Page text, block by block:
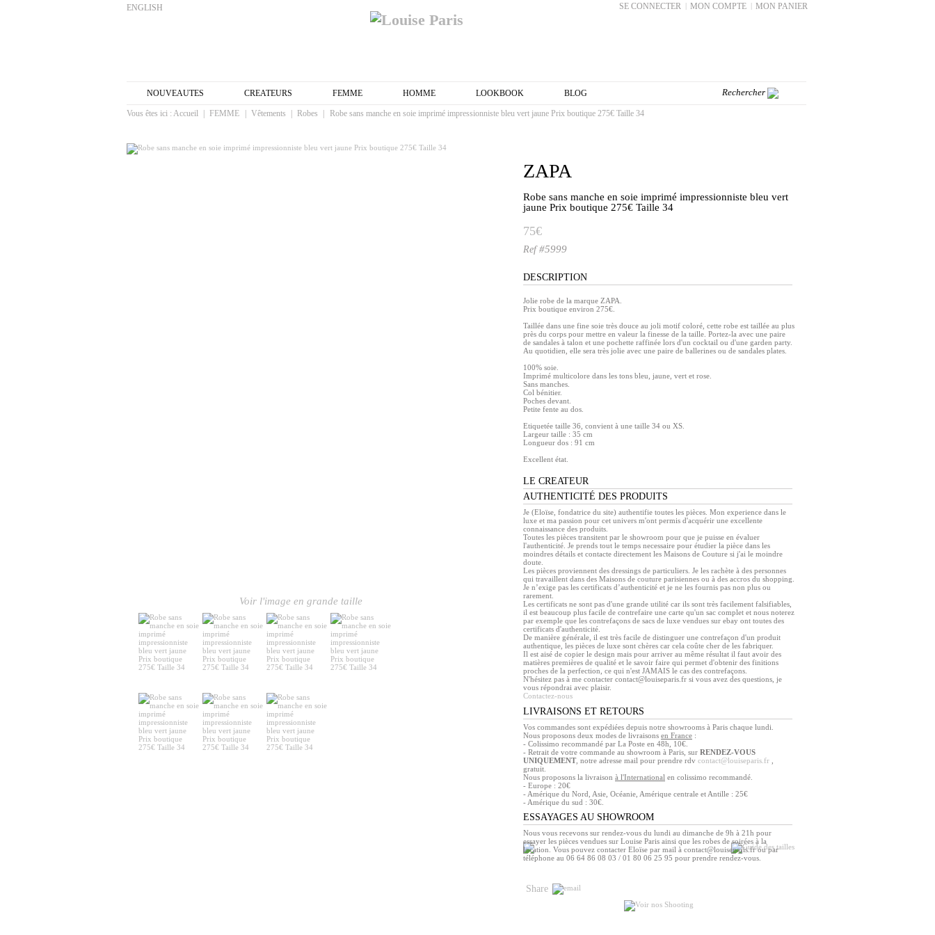
ENGLISH MON PANIER
|
MON COMPTE
|
SE CONNECTER
NOUVEAUTES CREATEURS FEMME HOMME LOOKBOOK BLOG
Vous êtes ici : Accueil FEMME Vêtements Robes Robe sans manche en soie imprimé impressionniste bleu vert jaune Prix boutique 275€ Taille 34
Voir l'image en grande taille
ZAPA
Robe sans manche en soie imprimé impressionniste bleu vert
jaune Prix boutique 275€ Taille 34
75€
Ref#5999
DESCRIPTION
Jolie robe de la marque ZAPA.
Prix boutique environ 275€.
Taillée dans une fine soie très douce au joli motif coloré, cette robe est taillée au plus
près du corps pour mettre en valeur la finesse de la taille. Portez-la avec une paire
de sandales à talon et une pochette raffinée lors d'un cocktail ou d'une garden party.
Au quotidien, elle sera très jolie avec une paire de ballerines ou de sandales plates.
100% soie.
Imprimé multicolore dans les tons bleu, jaune, vert et rose.
Sans manches.
Col bénitier.
Poches devant.
Petite fente au dos.
Etiquetée taille 36, convient à une taille 34 ou XS.
Largeur taille : 35 cm
Longueur dos : 91 cm
Excellent état.
LE CREATEUR
AUTHENTICITÉ DES PRODUITS
Je (Eloïse, fondatrice du site) authentifie toutes les pièces. Mon experience dans le
luxe et ma passion pour cet univers m'ont permis d'acquérir une excellente
connaissance des produits.
Toutes les pièces transitent par le showroom pour que je puisse en évaluer
l'authenticité. Je prends tout le temps necessaire pour étudier la pièce dans les
moindres détails et contacte directement les Maisons de Couture si j'ai le moindre
doute.
Les pièces proviennent des dressings de particuliers. Je les rachète à des personnes
qui travaillent dans des Maisons de couture parisiennes ou à des accros du shopping.
Je n’exige pas les certificats d’authenticité et je ne les fournis pas non plus ou
rarement.
Les certificats ne sont pas d'une grande utilité car ils sont très facilement falsifiables,
il est beaucoup plus facile de contrefaire une carte qu'un sac complet et nous noterez
par exemple que les contrefaçons de sacs de luxe vendues sur ebay ont toutes des
certificats d'authenticité.
De manière générale, il est très facile de distinguer une contrefaçon d'un produit
authentique, les pièces de luxe sont chères car cela coûte cher de les fabriquer.
Il est aisé de copier le design mais pour arriver au même résultat il faut avoir des
matières premières de qualité et le savoir faire qui permet d'obtenir des finitions
proches de la perfection, ce qui n'est JAMAIS le cas des contrefaçons.
N'hésitez pas à me contacter contact@louiseparis.fr si vous avez des questions, je
vous répondrai avec plaisir.
Contactez-nous
LIVRAISONS ET RETOURS
Vos commandes sont expédiées depuis notre showrooms à Paris chaque lundi.
Nous proposons deux modes de livraisons en France :
- Colissimo recommandé par La Poste en 48h, 10€.
- Retrait de votre commande au showroom à Paris, sur RENDEZ-VOUS
UNIQUEMENT, notre adresse mail pour prendre rdv contact@louiseparis.fr
gratuit.
Nous proposons la livraison à l'International en colissimo recommandé.
- Europe : 20€
- Amérique du Nord, Asie, Océanie, Amérique centrale et Antille : 25€
- Amérique du sud : 30€.
ESSAYAGES AU SHOWROOM
Nous vous recevons sur rendez-vous du lundi au dimanche de 9h à 21h pour
essayer les pièces vendues sur Louise Paris ainsi que les robes de soirées à la
location. Vous pouvez contacter Eloïse par mail à contact@louiseparis.fr ou par
téléphone au 06 64 86 08 03 / 01 80 06 25 95 pour prendre rendez-vous.
Share